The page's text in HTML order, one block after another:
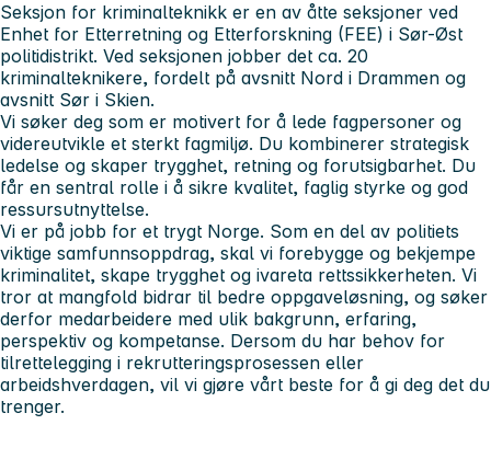
Seksjon for kriminalteknikk er en av åtte seksjoner ved
Enhet for Etterretning og Etterforskning (FEE) i Sør-Øst
politidistrikt. Ved seksjonen jobber det ca. 20
kriminalteknikere, fordelt på avsnitt Nord i Drammen og
avsnitt Sør i Skien.
Vi søker deg som er motivert for å lede fagpersoner og
videreutvikle et sterkt fagmiljø. Du kombinerer strategisk
ledelse og skaper trygghet, retning og forutsigbarhet. Du
får en sentral rolle i å sikre kvalitet, faglig styrke og god
ressursutnyttelse.
Vi er på jobb for et trygt Norge. Som en del av politiets
viktige samfunnsoppdrag, skal vi forebygge og bekjempe
kriminalitet, skape trygghet og ivareta rettssikkerheten. Vi
tror at mangfold bidrar til bedre oppgaveløsning, og søker
derfor medarbeidere med ulik bakgrunn, erfaring,
perspektiv og kompetanse. Dersom du har behov for
tilrettelegging i rekrutteringsprosessen eller
arbeidshverdagen, vil vi gjøre vårt beste for å gi deg det du
trenger.